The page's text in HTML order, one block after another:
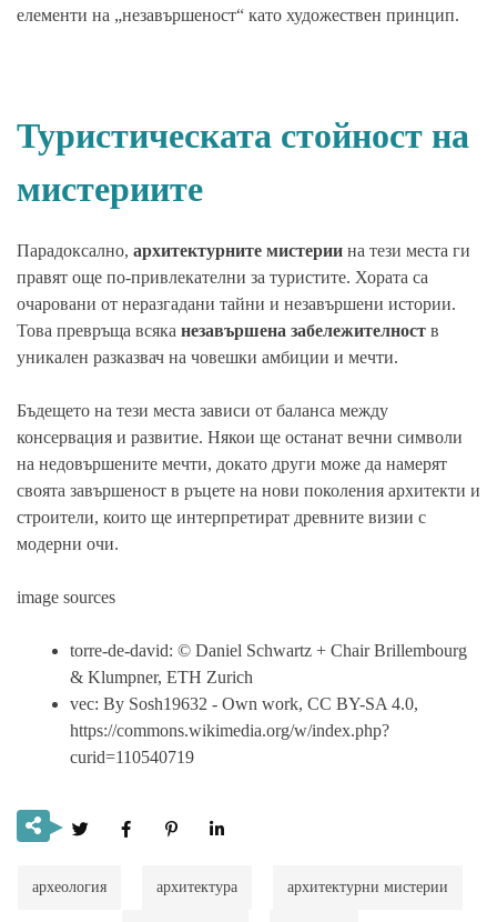
елементи на „незавършеност“ като художествен принцип.
Туристическата стойност на
мистериите
Парадоксално, архитектурните мистерии на тези места ги
правят още по-привлекателни за туристите. Хората са
очаровани от неразгадани тайни и незавършени истории.
Това превръща всяка незавършена забележителност в
уникален разказвач на човешки амбиции и мечти.
Бъдещето на тези места зависи от баланса между
консервация и развитие. Някои ще останат вечни символи
на недовършените мечти, докато други може да намерят
своята завършеност в ръцете на нови поколения архитекти и
строители, които ще интерпретират древните визии с
модерни очи.
image sources
torre-de-david: © Daniel Schwartz + Chair Brillembourg
& Klumpner, ETH Zurich
vec: By Sosh19632 - Own work, CC BY-SA 4.0,
https://commons.wikimedia.org/w/index.php?
curid=110540719
археология архитектура архитектурни мистерии